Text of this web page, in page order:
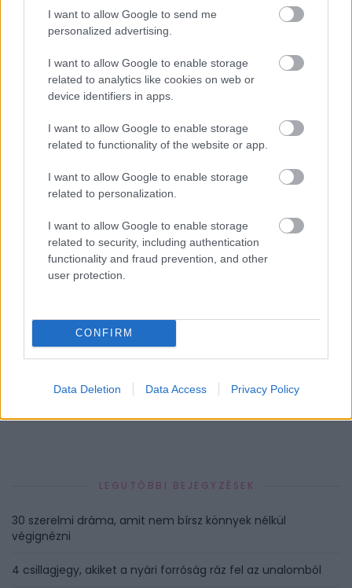
I want to allow Google to send me
personalized advertising.
I want to allow Google to enable storage
related to analytics like cookies on web or
device identifiers in apps.
I want to allow Google to enable storage
related to functionality of the website or app.
I want to allow Google to enable storage
related to personalization.
I want to allow Google to enable storage
related to security, including authentication
functionality and fraud prevention, and other
user protection.
CONFIRM
Data Deletion Data Access Privacy Policy
szex póz, ami fokozott
élvezetet ad
de jól rejtegetik. Minden
idők leghátborzongatóbb
rejtélyei
Kövesd a Bien.hu cikkeit a
DIVATTREND FARMER OUTFIT TREND
LEGUTÓBBI BEJEGYZÉSEK
30 szerelmi dráma, amit nem bírsz könnyek nélkül
végignézni
4 csillagjegy, akiket a nyári forróság ráz fel az unalomból